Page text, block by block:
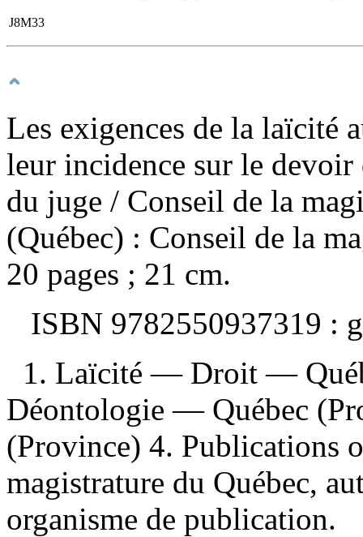
J8M33
Les exigences de la laïcité
leur incidence sur le devoir
du juge / Conseil de la
(Québec) : Conseil de la
20 pages ; 21 cm.
ISBN 9782550937319 :
1. Laïcité — Droit —
Déontologie — Québec
(Province) 4. Publications
magistrature du Québec,
organisme de publication.